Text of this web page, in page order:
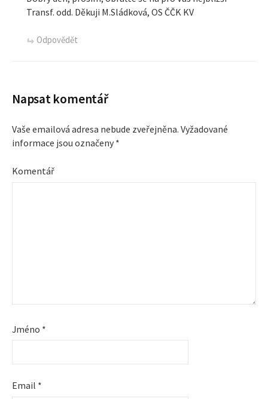
Transf. odd. Děkuji M.Sládková, OS ČČK KV
Odpovědět
Napsat komentář
Vaše emailová adresa nebude zveřejněna. Vyžadované
informace jsou označeny *
Komentář
Jméno *
Email *